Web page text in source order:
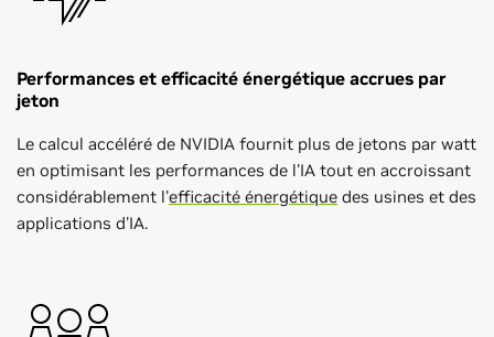
Performances et efficacité énergétique accrues par
jeton
Le calcul accéléré de NVIDIA fournit plus de jetons par watt
en optimisant les performances de l'IA tout en accroissant
considérablement l'efficacité énergétique des usines et des
applications d'IA.